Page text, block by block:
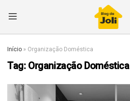
Início » Organização Doméstica
Tag: Organização Doméstica